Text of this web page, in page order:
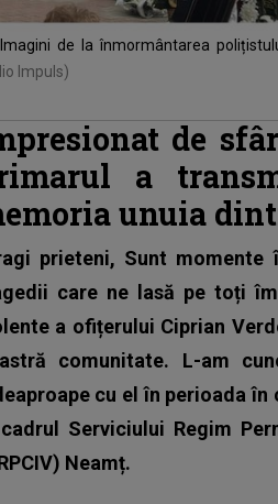
Imagini de la înmormântarea
Impuls)
de
a
unuia
prieteni, Sunt
care ne lasă pe toți
a ofițerului Ciprian
comunitate. L-am
cu el în perioada
Serviciului Regim
Neamț.